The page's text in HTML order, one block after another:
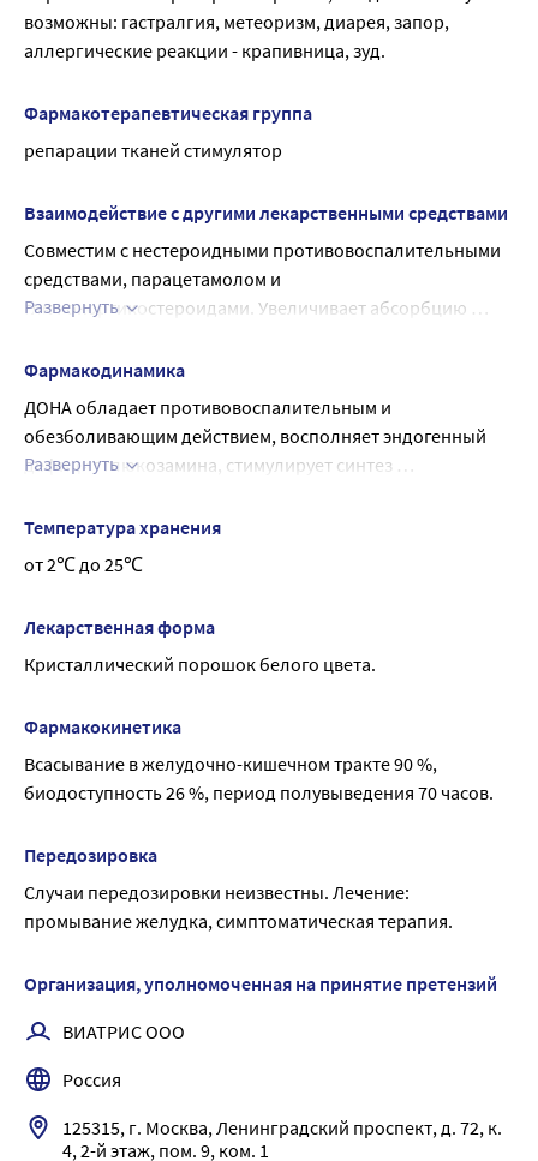
По 20 пакетиков вместе с инструкцией по применению
помещают в картонную пачку.
возможны: гастралгия, метеоризм, диарея, запор,
аллергические реакции - крапивница, зуд.
Фармакотерапевтическая группа
репарации тканей стимулятор
Взаимодействие с другими лекарственными средствами
Совместим с нестероидными противовоспалительными
средствами, парацетамолом и
глюкокортикостероидами. Увеличивает абсорбцию
пенициллинов, хлорамфеникола.
Развернуть
Фармакодинамика
ДОНА обладает противовоспалительным и
обезболивающим действием, восполняет эндогенный
дефицит глюкозамина, стимулирует синтез
жидкости; увеличивает проницаемость суставной
капсулы, восстанавливает ферментативные процессы в
клетках синовиальной мембраны и суставного хряща.
хондроитинсерной кислоты, облегчает нормальное
отложение кальция в костной ткани, тормозит развитие
их функцию, уменьшая суставные боли.
Развернуть
Температура хранения
от 2℃ до 25℃
Лекарственная форма
Кристаллический порошок белого цвета.
Фармакокинетика
Всасывание в желудочно-кишечном тракте 90 %,
биодоступность 26 %, период полувыведения 70 часов.
Передозировка
Случаи передозировки неизвестны. Лечение:
промывание желудка, симптоматическая терапия.
Организация, уполномоченная на принятие претензий
ВИАТРИС ООО
Россия
125315, г. Москва, Ленинградский проспект, д. 72, к.
4, 2-й этаж, пом. 9, ком. 1